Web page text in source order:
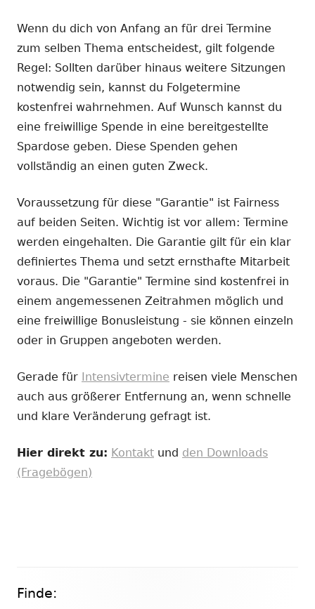
Wenn du dich von Anfang an für drei Termine
zum selben Thema entscheidest, gilt folgende
Regel: Sollten darüber hinaus weitere Sitzungen
notwendig sein, kannst du Folgetermine
kostenfrei wahrnehmen. Auf Wunsch kannst du
eine freiwillige Spende in eine bereitgestellte
Spardose geben. Diese Spenden gehen
vollständig an einen guten Zweck.
Voraussetzung für diese "Garantie" ist Fairness
auf beiden Seiten. Wichtig ist vor allem: Termine
werden eingehalten. Die Garantie gilt für ein klar
definiertes Thema und setzt ernsthafte Mitarbeit
voraus. Die "Garantie" Termine sind kostenfrei in
einem angemessenen Zeitrahmen möglich und
eine freiwillige Bonusleistung - sie können einzeln
oder in Gruppen angeboten werden.
Gerade für Intensivtermine reisen viele Menschen
auch aus größerer Entfernung an, wenn schnelle
und klare Veränderung gefragt ist.
Hier direkt zu: Kontakt und den Downloads
(Fragebögen)
Haupt-
Finde: